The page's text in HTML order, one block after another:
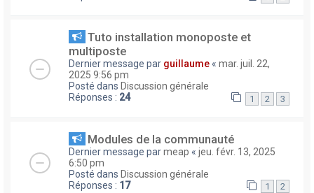
Tuto installation monoposte et
multiposte
Dernier message par guillaume « mar. juil. 22,
2025 9:56 pm
Posté dans Discussion générale
Réponses : 24 1 2 3
Modules de la communauté
Dernier message parmeap « jeu. févr. 13, 2025
6:50 pm
Posté dans Discussion générale
Réponses : 17 1 2